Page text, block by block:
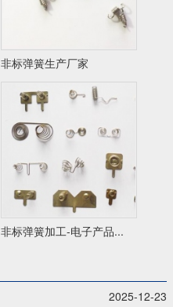
非标弹簧生产厂家
非标弹簧加工-电子产品...
2025-12-23